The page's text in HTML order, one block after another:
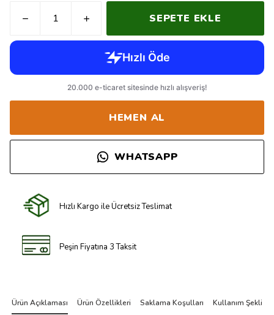
SEPETE EKLE
HEMEN AL
WHATSAPP
Hızlı Kargo ile Ücretsiz Teslimat
Peşin Fiyatına 3 Taksit
Ürün Açıklaması Ürün Özellikleri Saklama Koşulları Kullanım Şekli